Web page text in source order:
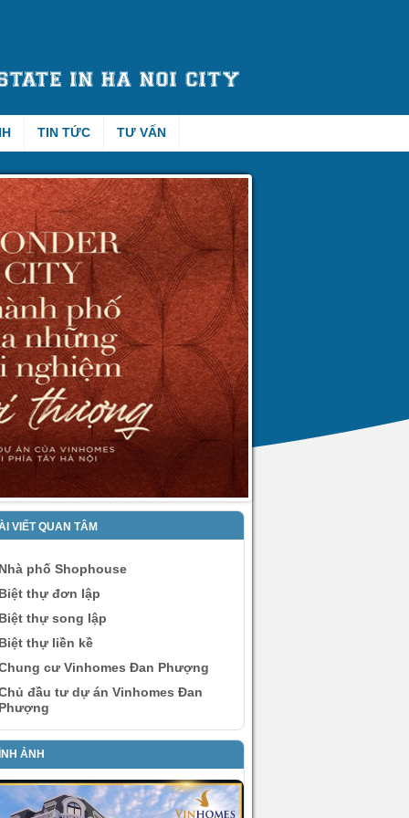
TIN TỨC TƯ VẤN
VIẾT QUAN TÂM
phố Shophouse
thự đơn lập
thự song lập
thự liền kề
cư Vinhomes Đan Phượng
đầu tư dự án Vinhomes Đan
ẢNH